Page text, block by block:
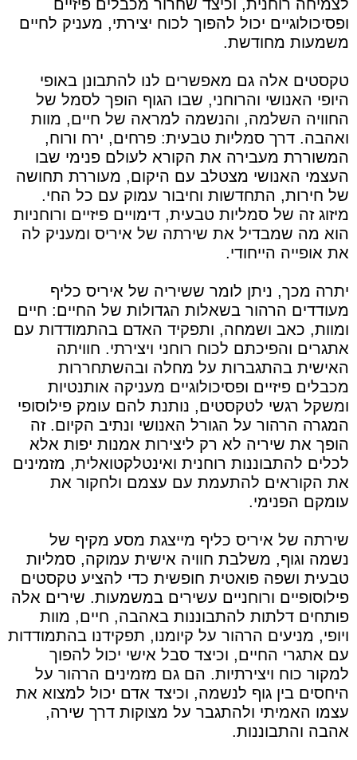
לצמיחה רוחנית, וכיצד שחרור מכבלים פיזיים
ופסיכולוגיים יכול להפוך לכוח יצירתי, מעניק לחיים
משמעות מחודשת.
טקסטים אלה גם מאפשרים לנו להתבונן באופי
היופי האנושי והרוחני, שבו הגוף הופך לסמל של
החוויה השלמה, והנשמה למראה של חיים, מוות
ואהבה. דרך סמליות טבעית: פרחים, ירח ורוח,
המשוררת מעבירה את הקורא לעולם פנימי שבו
העצמי האנושי מצטלב עם היקום, מעוררת תחושה
של חירות, התחדשות וחיבור עמוק עם כל החי.
מיזוג זה של סמליות טבעית, דימויים פיזיים ורוחניות
הוא מה שמבדיל את שירתה של איריס ומעניק לה
את אופייה הייחודי.
יתרה מכך, ניתן לומר ששיריה של איריס כליף
מעודדים הרהור בשאלות הגדולות של החיים: חיים
ומוות, כאב ושמחה, ותפקיד האדם בהתמודדות עם
אתגרים והפיכתם לכוח רוחני ויצירתי. חוויתה
האישית בהתגברות על מחלה ובהשתחררות
מכבלים פיזיים ופסיכולוגיים מעניקה אותנטיות
ומשקל רגשי לטקסטים, נותנת להם עומק פילוסופי
המגרה הרהור על הגורל האנושי ונתיב הקיום. זה
הופך את שיריה לא רק ליצירות אמנות יפות אלא
לכלים להתבוננות רוחנית ואינטלקטואלית, מזמינים
את הקוראים להתעמת עם עצמם ולחקור את
עומקם הפנימי.
שירתה של איריס כליף מייצגת מסע מקיף של
נשמה וגוף, משלבת חוויה אישית עמוקה, סמליות
טבעית ושפה פואטית חופשית כדי להציע טקסטים
פילוסופיים ורוחניים עשירים במשמעות. שירים אלה
פותחים דלתות להתבוננות באהבה, חיים, מוות
ויופי, מניעים הרהור על קיומנו, תפקידנו בהתמודדות
עם אתגרי החיים, וכיצד סבל אישי יכול להפוך
למקור כוח ויצירתיות. הם גם מזמינים הרהור על
היחסים בין גוף לנשמה, וכיצד אדם יכול למצוא את
עצמו האמיתי ולהתגבר על מצוקות דרך שירה,
אהבה והתבוננות.